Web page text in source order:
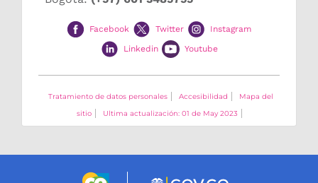
Facebook Twitter
Instagram
Linkedin
Youtube
Tratamiento de datos personales Accesibilidad
Mapa del
sitio
Ultima actualización: 01 de May 2023
Logo marca Colombia